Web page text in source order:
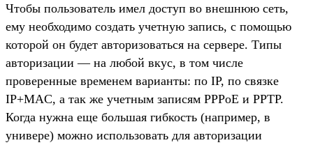
Чтобы пользователь имел доступ во внешнюю сеть,
ему необходимо создать учетную запись, с помощью
которой он будет авторизоваться на сервере. Типы
авторизации — на любой вкус, в том числе
проверенные временем варианты: по IP, по связке
IP+MAC, а так же учетным записям PPPoE и PPTP.
Когда нужна еще большая гибкость (например, в
универе) можно использовать для авторизации